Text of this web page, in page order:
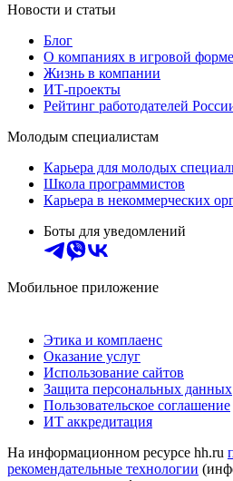
Новости и статьи
Блог
О компаниях в игровой форме
Жизнь в компании
ИТ-проекты
Рейтинг работодателей
Молодым специалистам
Карьера для молодых
Школа программистов
Карьера в некоммерческих
Боты для уведомлений
Мобильное приложение
Этика и комплаенс
Оказание услуг
Использование сайтов
Защита персональных данных
Пользовательское соглашение
ИТ аккредитация
На информационном ресурсе hh.ru
рекомендательные технологии